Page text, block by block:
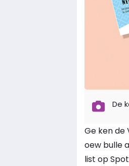
De
Ge ken de
oew bulle
list op